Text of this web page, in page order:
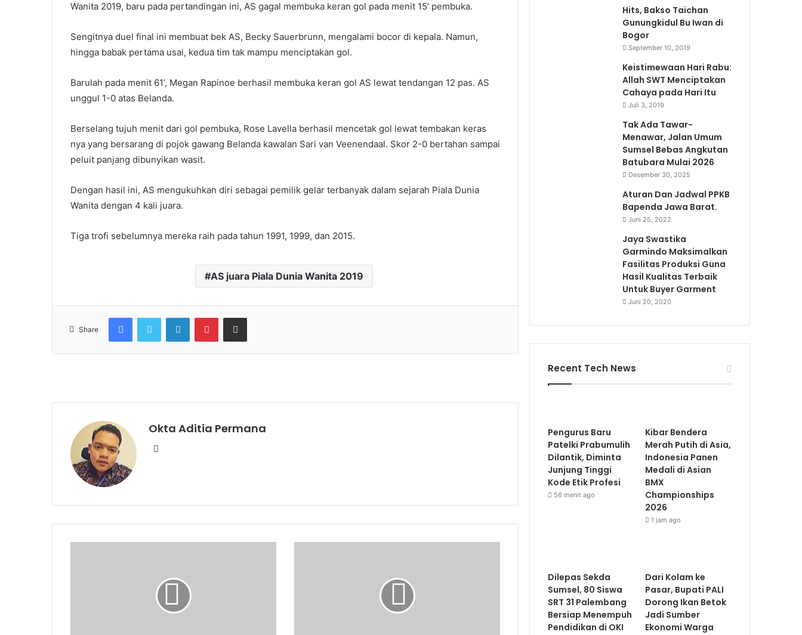
Wanita 2019, baru pada pertandingan ini, AS gagal membuka keran gol pada menit 15’ pembuka.
Sengitnya duel final ini membuat bek AS, Becky Sauerbrunn, mengalami bocor di kepala. Namun,
hingga babak pertama usai, kedua tim tak mampu menciptakan gol.
Barulah pada menit 61’, Megan Rapinoe berhasil membuka keran gol AS lewat tendangan 12 pas. AS
unggul 1-0 atas Belanda.
Berselang tujuh menit dari gol pembuka, Rose Lavella berhasil mencetak gol lewat tembakan keras
nya yang bersarang di pojok gawang Belanda kawalan Sari van Veenendaal. Skor 2-0 bertahan sampai
peluit panjang dibunyikan wasit.
Dengan hasil ini, AS mengukuhkan diri sebagai pemilik gelar terbanyak dalam sejarah Piala Dunia
Wanita dengan 4 kali juara.
Tiga trofi sebelumnya mereka raih pada tahun 1991, 1999, dan 2015.
AS juara Piala Dunia Wanita 2019
Share
FacebookTwitter LinkedInPinterestShare via Email
Okta Aditia Permana
Instagram
Hits, Bakso Taichan
Gunungkidul Bu Iwan di
Bogor
September 10, 2019
Keistimewaan Hari Rabu:
Allah SWT Menciptakan
Cahaya pada Hari Itu
Juli 3, 2019
Tak Ada Tawar-
Menawar, Jalan Umum
Sumsel Bebas Angkutan
Batubara Mulai 2026
Desember 30, 2025
Aturan Dan Jadwal PPKB
Bapenda Jawa Barat.
Juni 25, 2022
Jaya Swastika
Garmindo Maksimalkan
Fasilitas Produksi Guna
Hasil Kualitas Terbaik
Untuk Buyer Garment
Juni 20, 2020
Recent Tech News
Pengurus Baru
Patelki Prabumulih
Dilantik, Diminta
Junjung Tinggi
Kode Etik Profesi
56 menit ago
Kibar Bendera
Merah Putih di Asia,
Indonesia Panen
Medali di Asian
BMX
Championships
2026
1 jam ago
Dilepas Sekda
Sumsel, 80 Siswa
SRT 31 Palembang
Bersiap Menempuh
Pendidikan di OKI
Dari Kolam ke
Pasar, Bupati PALI
Dorong Ikan Betok
Jadi Sumber
Ekonomi Warga